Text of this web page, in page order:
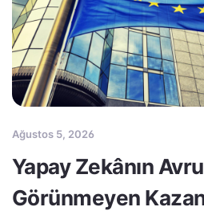
Ağustos 5, 2026
Yapay Zekânın
Görünmeyen